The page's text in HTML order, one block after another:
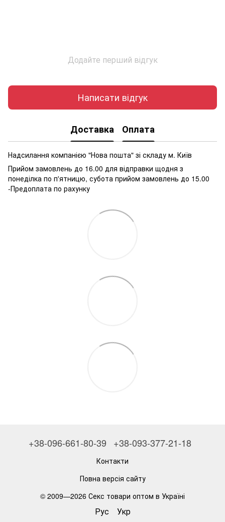
Додайте перший відгук
Написати відгук
Доставка Оплата
Надсилання компанією "Нова пошта" зі складу м. Київ
Прийом замовлень до 16.00 для відправки щодня з
понеділка по п'ятницю, субота прийом замовлень до 15.00
-Предоплата по рахунку
+38-096-661-80-39 +38-093-377-21-18
Контакти
Повна версія сайту
© 2009—2026 Секс товари оптом в Україні
Рус Укр